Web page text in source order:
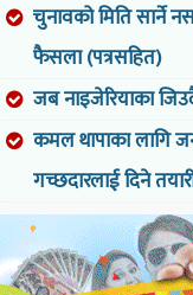
चुनावको मिति सार्ने
फैसला (पत्रसहित)
जब नाइजेरियाका
कमल थापाका लागि
गच्छदारलाई दिने